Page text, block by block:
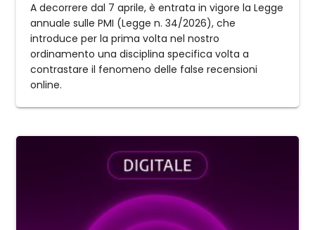
A decorrere dal 7 aprile, è entrata in vigore la Legge
annuale sulle PMI (Legge n. 34/2026), che
introduce per la prima volta nel nostro
ordinamento una disciplina specifica volta a
contrastare il fenomeno delle false recensioni
online.